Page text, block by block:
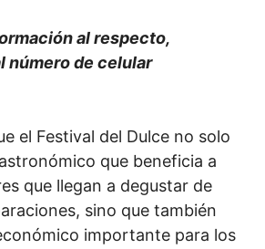
al respecto,
número de celular
el Festival del Dulce no solo
que beneficia a
que llegan a degustar de
sino que también
importante para los